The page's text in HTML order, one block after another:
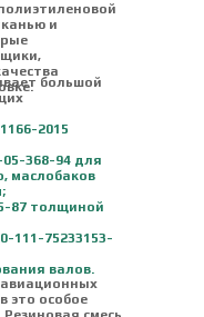
и
это особое
большой
2015
05-368-94 для
маслобаков
87 толщиной
111-75233153-
валов.